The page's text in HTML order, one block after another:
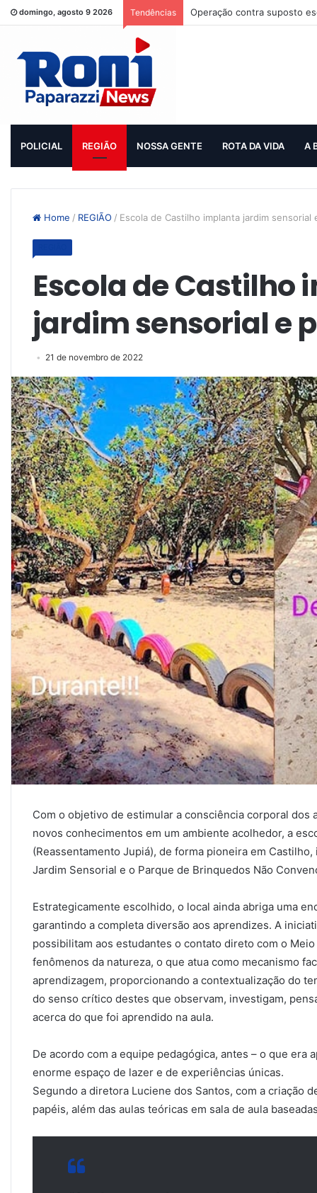
domingo, agosto 9 2026 Tendências Operação contra suposto
POLICIAL REGIÃO NOSSA GENTE ROTA DA VIDA A
Home / REGIÃO / Escola de Castilho implanta jardim sensorial
Escola de Castilho
jardim sensorial e
21 de novembro de 2022
Com o objetivo de estimular a consciência corporal
novos conhecimentos em um ambiente acolhedor, a
(Reassentamento Jupiá), de forma pioneira em
Jardim Sensorial e o Parque de Brinquedos Não
Estrategicamente escolhido, o local ainda abriga uma
garantindo a completa diversão aos aprendizes. A
possibilitam aos estudantes o contato direto com o
fenômenos da natureza, o que atua como mecanismo
aprendizagem, proporcionando a contextualização do
do senso crítico destes que observam, investigam,
acerca do que foi aprendido na aula.
De acordo com a equipe pedagógica, antes – o que era
enorme espaço de lazer e de experiências únicas.
Segundo a diretora Luciene dos Santos, com a criação
papéis, além das aulas teóricas em sala de aula